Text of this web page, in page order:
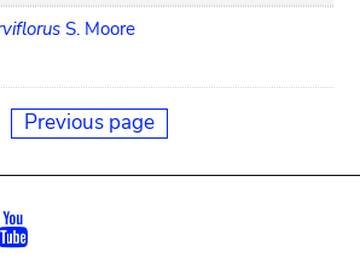
S. Moore
Previous page